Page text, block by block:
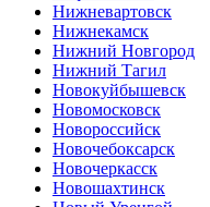
Нижневартовск
Нижнекамск
Нижний Новгород
Нижний Тагил
Новокуйбышевск
Новомосковск
Новороссийск
Новочебоксарск
Новочеркасск
Новошахтинск